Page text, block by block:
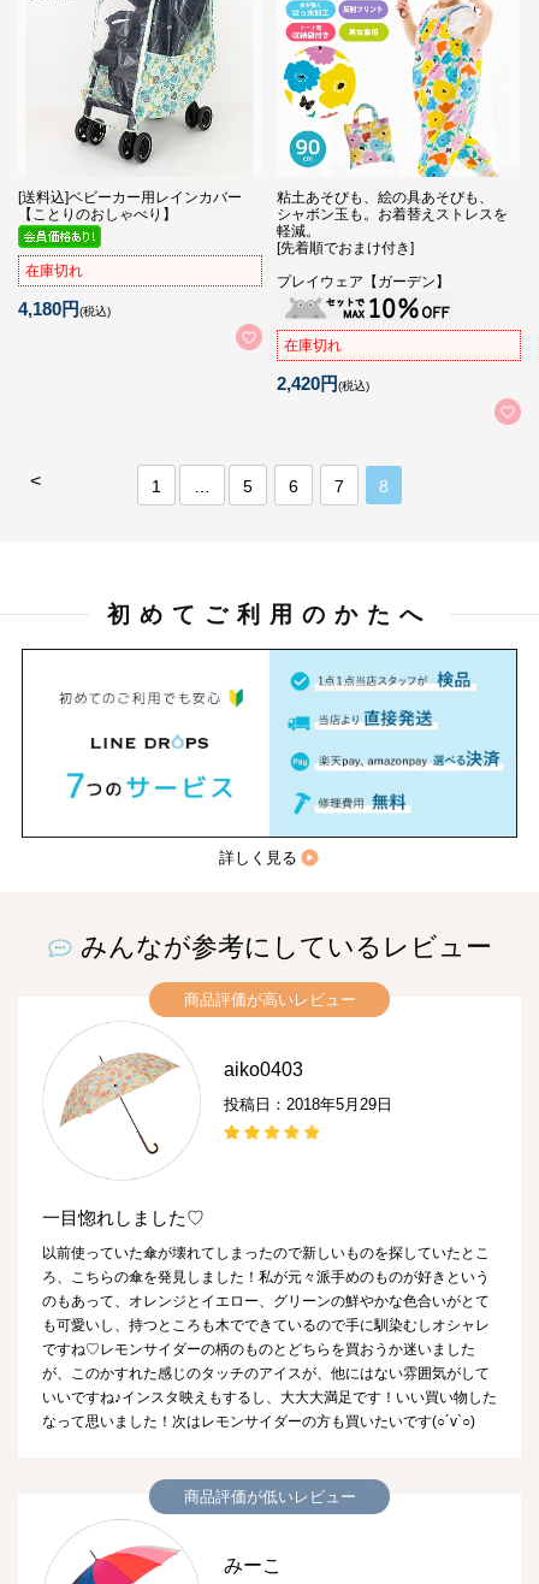
[送料込]ベビーカー用レインカバー
【ことりのおしゃべり】
在庫切れ
4,180円(税込)
粘土あそびも、絵の具あそびも、
シャボン玉も。お着替えストレスを
軽減。
[先着順でおまけ付き]
プレイウェア【ガーデン】
在庫切れ
2,420円(税込)
< 1 5 6 7 8
初めてご利用のかたへ
詳しく見る
みんなが参考にしているレビュー
商品評価が高いレビュー
aiko0403
投稿日：2018年5月29日
一目惚れしました♡
以前使っていた傘が壊れてしまったので新しいものを探していたとこ
ろ、こちらの傘を発見しました！私が元々派手めのものが好きという
のもあって、オレンジとイエロー、グリーンの鮮やかな色合いがとて
も可愛いし、持つところも木でできているので手に馴染むしオシャレ
ですね♡レモンサイダーの柄のものとどちらを買おうか迷いました
が、このかすれた感じのタッチのアイスが、他にはない雰囲気がして
いいですね♪インスタ映えもするし、大大大満足です！いい買い物した
なって思いました！次はレモンサイダーの方も買いたいです(○´v`○)
商品評価が低いレビュー
みーこ